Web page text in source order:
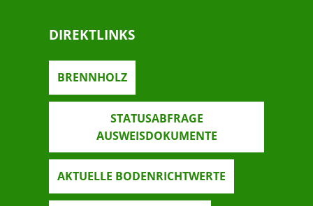
DIREKTLINKS
BRENNHOLZ
STATUSABFRAGE
AUSWEISDOKUMENTE
AKTUELLE BODENRICHTWERTE